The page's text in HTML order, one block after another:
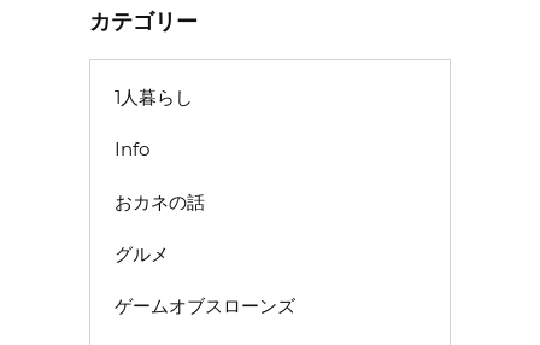
カテゴリー
1人暮らし
Info
おカネの話
グルメ
ゲームオブスローンズ